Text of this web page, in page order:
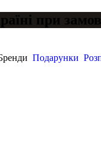
при
Подарунки